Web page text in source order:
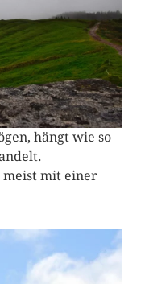
hängt wie so
meist mit einer